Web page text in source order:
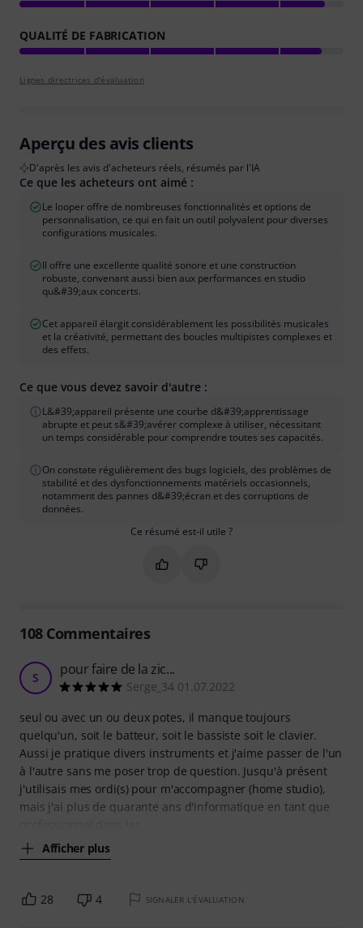
QUALITÉ DE FABRICATION
Lignes directrices d'évaluation
Aperçu des avis clients
D'après les avis d'acheteurs réels, résumés par l'IA
Ce que les acheteurs ont aimé :
Le looper offre de nombreuses fonctionnalités et options de
personnalisation, ce qui en fait un outil polyvalent pour diverses
configurations musicales.
Il offre une excellente qualité sonore et une construction
robuste, convenant aussi bien aux performances en studio
qu&#39;aux concerts.
Cet appareil élargit considérablement les possibilités musicales
et la créativité, permettant des boucles multipistes complexes et
des effets.
Ce que vous devez savoir d'autre :
L&#39;appareil présente une courbe d&#39;apprentissage
abrupte et peut s&#39;avérer complexe à utiliser, nécessitant
un temps considérable pour comprendre toutes ses capacités.
On constate régulièrement des bugs logiciels, des problèmes de
stabilité et des dysfonctionnements matériels occasionnels,
notamment des pannes d&#39;écran et des corruptions de
données.
Ce résumé est-il utile ?
Marquer ce résumé comme utile
Marquer ce résumé comme
108Commentaires
S pour faire de la zic...
Serge_34 01.07.2022
seul ou avec un ou deux potes, il manque toujours
quelqu'un, soit le batteur, soit le bassiste soit le clavier.
Aussi je pratique divers instruments et j'aime passer de l'un
à l'autre sans me poser trop de question. Jusqu'à présent
j'utilisais mes ordi(s) pour m'accompagner (home studio),
mais j'ai plus de quarante ans d'informatique en tant que
Afficher plus
28 4 SIGNALER L'ÉVALUATION